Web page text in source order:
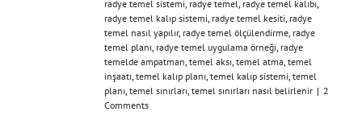
radye temel sistemi, radye temel, radye temel kalıbı,
radye temel kalıp sistemi, radye temel kesiti, radye
temel nasıl yapılır, radye temel ölçülendirme, radye
temel planı, radye temel uygulama örneği, radye
temelde ampatman, temel aksı, temel atma, temel
inşaatı, temel kalıp planı, temel kalıp sistemi, temel
planı, temel sınırları, temel sınırları nasıl belirlenir | 2
Comments